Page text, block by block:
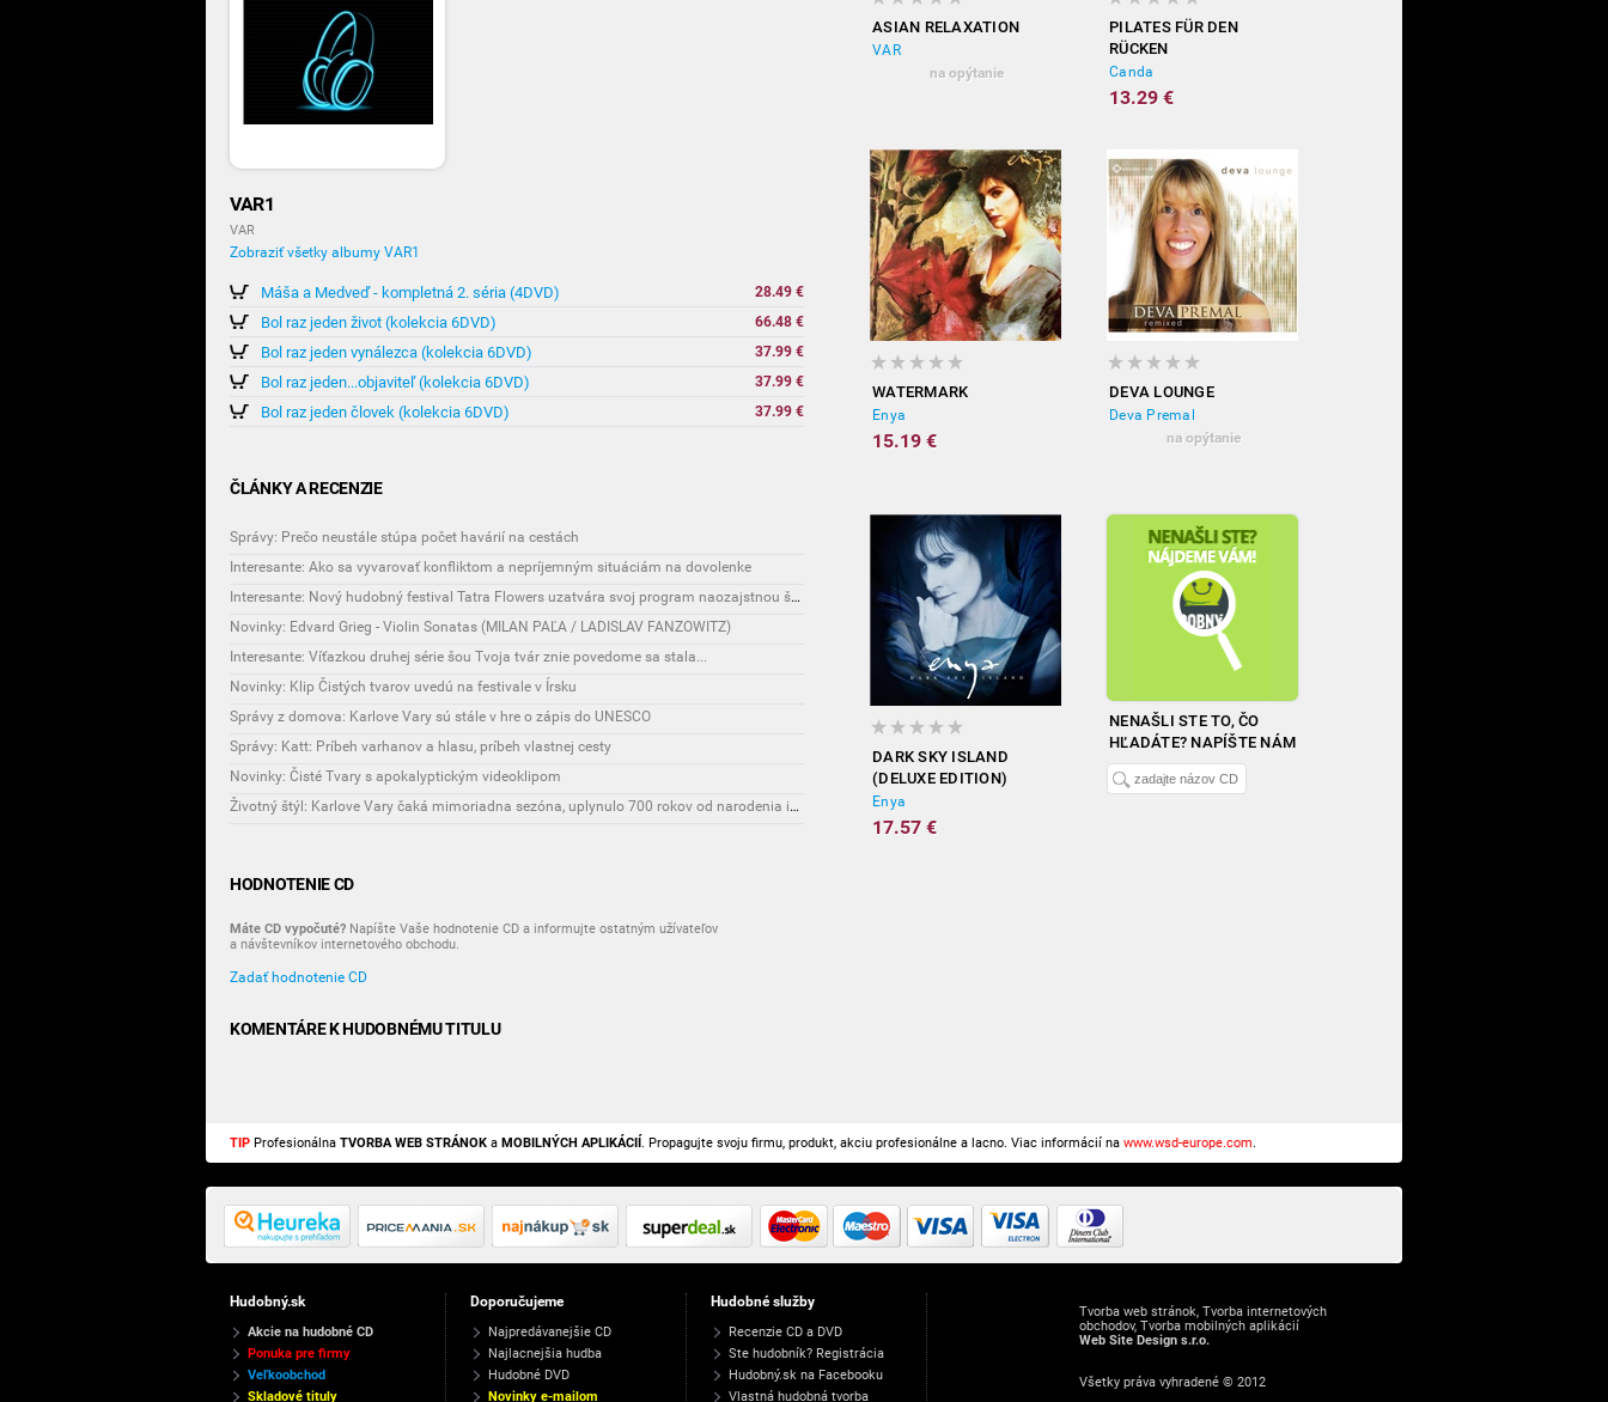
VAR1
VAR
Zobraziť všetky albumy VAR1
Máša a Medveď - kompletná 2. séria (4DVD) 28.49 €
Bol raz jeden život (kolekcia 6DVD) 66.48 €
Bol raz jeden vynálezca (kolekcia 6DVD) 37.99 €
Bol raz jeden...objaviteľ (kolekcia 6DVD) 37.99 €
Bol raz jeden človek (kolekcia 6DVD) 37.99 €
ČLÁNKY A RECENZIE
Správy: Prečo neustále stúpa počet havárií na cestách
Interesante: Ako sa vyvarovať konfliktom a nepríjemným situáciám na dovolenke
Interesante: Nový hudobný festival Tatra Flowers uzatvára svoj program naozajstnou špecialitou:
Novinky: Edvard Grieg - Violin Sonatas (MILAN PAĽA / LADISLAV FANZOWITZ)
Interesante: Víťazkou druhej série šou Tvoja tvár znie povedome sa stala...
Novinky: Klip Čistých tvarov uvedú na festivale v Írsku
Správy z domova: Karlove Vary sú stále v hre o zápis do UNESCO
Správy: Katt: Príbeh varhanov a hlasu, príbeh vlastnej cesty
Novinky: Čisté Tvary s apokalyptickým videoklipom
Životný štýl: Karlove Vary čaká mimoriadna sezóna, uplynulo 700 rokov od narodenia ich zakladateľa
HODNOTENIE CD
Máte CD vypočuté? Napíšte Vaše hodnotenie CD a informujte ostatným užívateľov
a návštevníkov internetového obchodu.
Zadať hodnotenie CD
KOMENTÁRE K HUDOBNÉMU TITULU
ASIAN RELAXATION
VAR
na opýtanie
PILATES FÜR DEN
RÜCKEN
Canda
13.29 €
WATERMARK
Enya
15.19 €
DEVA LOUNGE
Deva Premal
na opýtanie
DARK SKY ISLAND
(DELUXE EDITION)
Enya
17.57 €
NENAŠLI STE TO, ČO
HĽADÁTE? NAPÍŠTE NÁM
TIP Profesionálna TVORBA WEB STRÁNOK a MOBILNÝCH APLIKÁCIÍ. Propagujte svoju firmu, produkt, akciu profesionálne a lacno. Viac informácií na www.wsd-europe.com.
Hudobný.sk
Akcie na hudobné CD
Ponuka pre firmy
Veľkoobchod
Skladové tituly
Doporučujeme
Najpredávanejšie CD
Najlacnejšia hudba
Hudobné DVD
Novinky e-mailom
Hudobné služby
Recenzie CD a DVD
Ste hudobník? Registrácia
Hudobný.sk na Facebooku
Vlastná hudobná tvorba
Tvorba web stránok, Tvorba internetových
obchodov, Tvorba mobilných aplikácií
Web Site Design s.r.o.
Všetky práva vyhradené © 2012